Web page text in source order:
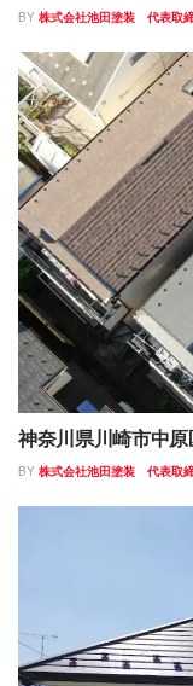
BY 株式会社池田塗装 代表取
神奈川県川崎市中
BY 株式会社池田塗装 代表取